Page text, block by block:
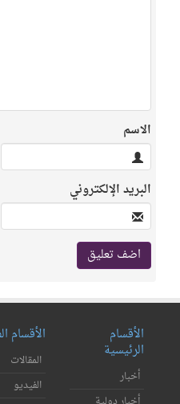
الاسم
البريد الإلكتروني
الأقسام
الرئيسية
أخبار
الأقسام
المقالات
الفيديو